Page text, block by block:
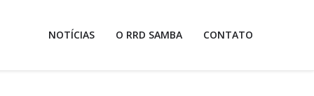
NOTÍCIAS O RRD SAMBA CONTATO